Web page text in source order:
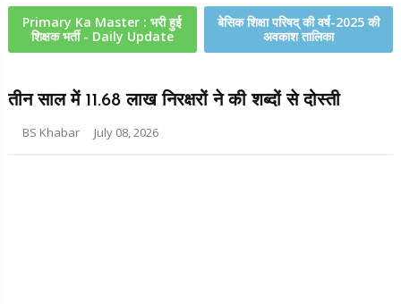
Primary Ka Master : भरी हुई
शिक्षक भर्ती - Daily Update
बेसिक शिक्षा परिषद् की वर्ष-2025 की
अवकाश तालिका
तीन साल में 11.68 लाख निरक्षरों ने की शब्दों से दोस्ती
BS Khabar July 08, 2026